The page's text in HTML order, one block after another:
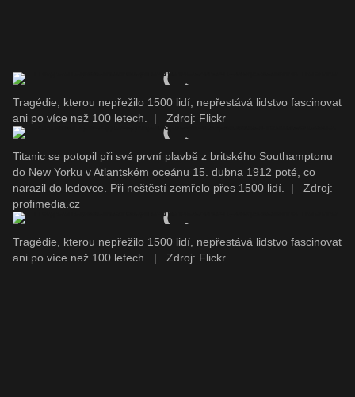
Tragédie, kterou nepřežilo 1500 lidí, nepřestává lidstvo fascinovat
ani po více než 100 letech.
| Zdroj: Flickr
Titanic se potopil při své první plavbě z britského Southamptonu
do New Yorku v Atlantském oceánu 15. dubna 1912 poté, co
narazil do ledovce. Při neštěstí zemřelo přes 1500 lidí.
|
Zdroj:
profimedia.cz
Tragédie, kterou nepřežilo 1500 lidí, nepřestává lidstvo fascinovat
ani po více než 100 letech.
| Zdroj: Flickr